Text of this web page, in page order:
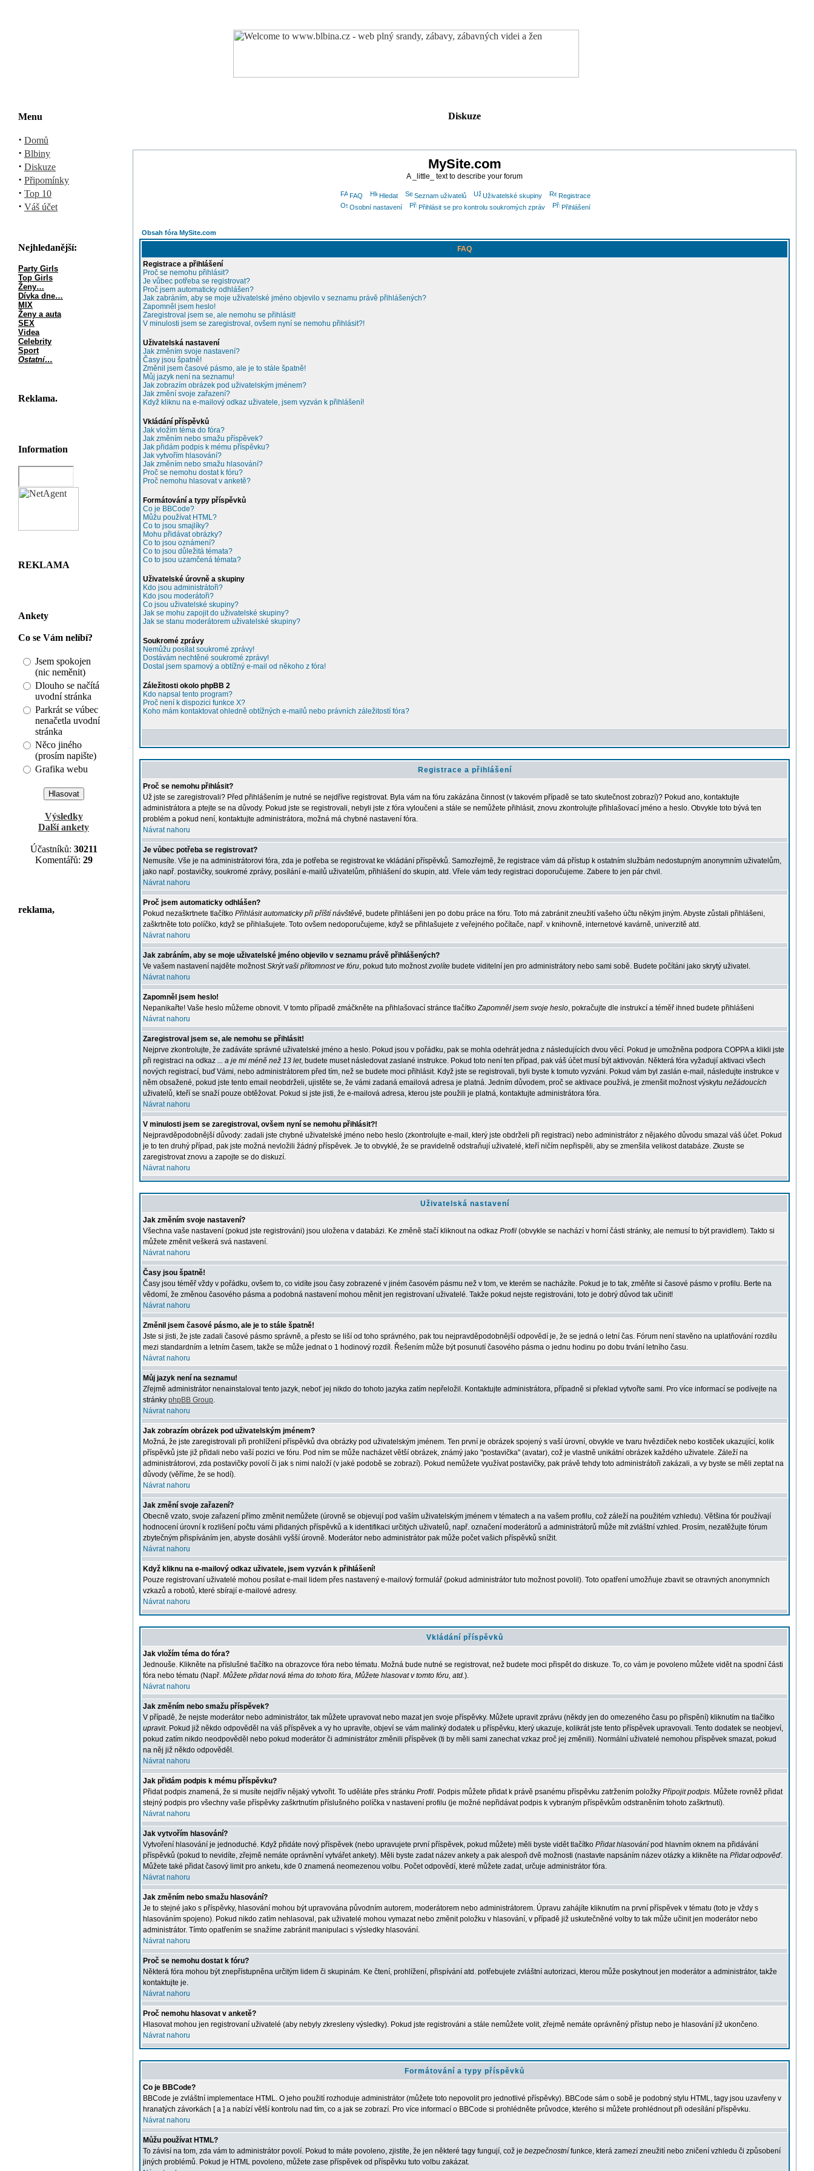
Menu
· Domů
· Blbiny
· Diskuze
· Připomínky
· Top 10
· Váš účet
Nejhledanější:
Party Girls
Top Girls
Ženy…
Dívka dne…
MIX
Ženy a auta
SEX
Videa
Celebrity
Sport
Ostatní…
Reklama.
Information
REKLAMA
Ankety
Co se Vám nelíbí?
Jsem spokojen
(nic neměnit)
Dlouho se načítá
uvodní stránka
Parkrát se vúbec
nenačetla uvodní
stránka
Něco jiného
(prosím napište)
Grafika webu
Výsledky
Další ankety
Účastníků: 30211
Komentářů: 29
reklama,
Diskuze
MySite.com
A _little_ text to describe your forum
FAQ Hledat Seznam uživatelů Uživatelské skupiny
Registrace
Osobní nastavení
Přihlásit se pro kontrolu soukromých zpráv Přihlášení
Obsah fóra MySite.com
FAQ
Registrace a přihlášení
Proč se nemohu přihlásit?
Je vůbec potřeba se registrovat?
Proč jsem automaticky odhlášen?
Jak zabráním, aby se moje uživatelské jméno objevilo v seznamu právě přihlášených?
Zapomněl jsem heslo!
Zaregistroval jsem se, ale nemohu se přihlásit!
V minulosti jsem se zaregistroval, ovšem nyní se nemohu přihlásit?!
Uživatelská nastavení
Jak změním svoje nastavení?
Časy jsou špatně!
Změnil jsem časové pásmo, ale je to stále špatně!
Můj jazyk není na seznamu!
Jak zobrazím obrázek pod uživatelským jménem?
Jak změní svoje zařazení?
Když kliknu na e-mailový odkaz uživatele, jsem vyzván k přihlášení!
Vkládání příspěvků
Jak vložím téma do fóra?
Jak změním nebo smažu příspěvek?
Jak přidám podpis k mému příspěvku?
Jak vytvořím hlasování?
Jak změním nebo smažu hlasování?
Proč se nemohu dostat k fóru?
Proč nemohu hlasovat v anketě?
Formátování a typy příspěvků
Co je BBCode?
Můžu používat HTML?
Co to jsou smajlíky?
Mohu přidávat obrázky?
Co to jsou oznámení?
Co to jsou důležitá témata?
Co to jsou uzamčená témata?
Uživatelské úrovně a skupiny
Kdo jsou administrátoři?
Kdo jsou moderátoři?
Co jsou uživatelské skupiny?
Jak se mohu zapojit do uživatelské skupiny?
Jak se stanu moderátorem uživatelské skupiny?
Soukromé zprávy
Nemůžu posílat soukromé zprávy!
Dostávám nechtěné soukromé zprávy!
Dostal jsem spamový a obtížný e-mail od někoho z fóra!
Záležitosti okolo phpBB 2
Kdo napsal tento program?
Proč není k dispozici funkce X?
Koho mám kontaktovat ohledně obtížných e-mailů nebo právních záležitostí fóra?
Registrace a přihlášení
Proč se nemohu přihlásit?
Už jste se zaregistrovali? Před přihlášením je nutné se nejdříve registrovat. Byla vám na fóru zakázána činnost (v takovém případě se tato skutečnost zobrazí)? Pokud ano, kontaktujte
administrátora a ptejte se na důvody. Pokud jste se registrovali, nebyli jste z fóra vyloučeni a stále se nemůžete přihlásit, znovu zkontrolujte přihlašovací jméno a heslo. Obvykle toto bývá ten
problém a pokud není, kontaktujte administrátora, možná má chybné nastavení fóra.
Návrat nahoru
Je vůbec potřeba se registrovat?
Nemusíte. Vše je na administrátorovi fóra, zda je potřeba se registrovat ke vkládání příspěvků. Samozřejmě, že registrace vám dá přístup k ostatním službám nedostupným anonymním uživatelům,
jako např. postavičky, soukromé zprávy, posílání e-mailů uživatelům, přihlášení do skupin, atd. Vřele vám tedy registraci doporučujeme. Zabere to jen pár chvil.
Návrat nahoru
Proč jsem automaticky odhlášen?
Pokud nezaškrtnete tlačítko Přihlásit automaticky při příští návštěvě, budete přihlášeni jen po dobu práce na fóru. Toto má zabránit zneužití vašeho účtu někým jiným. Abyste zůstali přihlášeni,
zaškrtněte toto políčko, když se přihlašujete. Toto ovšem nedoporučujeme, když se přihlašujete z veřejného počítače, např. v knihovně, internetové kavárně, univerzitě atd.
Návrat nahoru
Jak zabráním, aby se moje uživatelské jméno objevilo v seznamu právě přihlášených?
Ve vašem nastavení najděte možnostSkrýt vaši přítomnost ve fóru, pokud tuto možnostzvolíte budete viditelní jen pro administrátory nebo sami sobě. Budete počítáni jako skrytý uživatel.
Návrat nahoru
Zapomněl jsem heslo!
Nepanikařte! Vaše heslo můžeme obnovit. V tomto případě zmáčkněte na přihlašovací stránce tlačítkoZapomněl jsem svoje heslo, pokračujte dle instrukcí a téměř ihned budete přihlášeni
Návrat nahoru
Zaregistroval jsem se, ale nemohu se přihlásit!
Nejprve zkontrolujte, že zadáváte správné uživatelské jméno a heslo. Pokud jsou v pořádku, pak se mohla odehrát jedna z následujících dvou věcí. Pokud je umožněna podpora COPPA a klikli jste
při registraci na odkaz ... a je mi méně než 13 let, budete muset následovat zaslané instrukce. Pokud toto není ten případ, pak váš účet musí být aktivován. Některá fóra vyžadují aktivaci všech
nových registrací, buď Vámi, nebo administrátorem před tím, než se budete moci přihlásit. Když jste se registrovali, byli byste k tomuto vyzváni. Pokud vám byl zaslán e-mail, následujte instrukce v
něm obsažené, pokud jste tento email neobdrželi, ujistěte se, že vámi zadaná emailová adresa je platná. Jedním důvodem, proč se aktivace používá, je zmenšit možnost výskytu nežádoucích
uživatelů, kteří se snaží pouze obtěžovat. Pokud si jste jisti, že e-mailová adresa, kterou jste použili je platná, kontaktujte administrátora fóra.
Návrat nahoru
V minulosti jsem se zaregistroval, ovšem nyní se nemohu přihlásit?!
Nejpravděpodobnější důvody: zadali jste chybné uživatelské jméno nebo heslo (zkontrolujte e-mail, který jste obdrželi při registraci) nebo administrátor z nějakého důvodu smazal váš účet. Pokud
je to ten druhý případ, pak jste možná nevložili žádný příspěvek. Je to obvyklé, že se pravidelně odstraňují uživatelé, kteří ničím nepřispěli, aby se zmenšila velikost databáze. Zkuste se
zaregistrovat znovu a zapojte se do diskuzí.
Návrat nahoru
Uživatelská nastavení
Jak změním svoje nastavení?
Všechna vaše nastavení (pokud jste registrováni) jsou uložena v databázi. Ke změně stačí kliknout na odkaz Profil (obvykle se nachází v horní části stránky, ale nemusí to být pravidlem). Takto si
můžete změnit veškerá svá nastavení.
Návrat nahoru
Časy jsou špatně!
Časy jsou téměř vždy v pořádku, ovšem to, co vidíte jsou časy zobrazené v jiném časovém pásmu než v tom, ve kterém se nacházíte. Pokud je to tak, změňte si časové pásmo v profilu. Berte na
vědomí, že změnou časového pásma a podobná nastavení mohou měnit jen registrovaní uživatelé. Takže pokud nejste registrováni, toto je dobrý důvod tak učinit!
Návrat nahoru
Změnil jsem časové pásmo, ale je to stále špatně!
Jste si jisti, že jste zadali časové pásmo správně, a přesto se liší od toho správného, pak tou nejpravděpodobnější odpovědí je, že se jedná o letní čas. Fórum není stavěno na uplatňování rozdílu
mezi standardním a letním časem, takže se může jednat o 1 hodinový rozdíl. Řešením může být posunutí časového pásma o jednu hodinu po dobu trvání letního času.
Návrat nahoru
Můj jazyk není na seznamu!
Zřejmě administrátor nenainstaloval tento jazyk, neboť jej nikdo do tohoto jazyka zatím nepřeložil. Kontaktujte administrátora, případně si překlad vytvořte sami. Pro více informací se podívejte na
stránky phpBB Group.
Návrat nahoru
Jak zobrazím obrázek pod uživatelským jménem?
Možná, že jste zaregistrovali při prohlížení příspěvků dva obrázky pod uživatelským jménem. Ten první je obrázek spojený s vaší úrovní, obvykle ve tvaru hvězdiček nebo kostiček ukazující, kolik
příspěvků jste již přidali nebo vaší pozici ve fóru. Pod ním se může nacházet větší obrázek, známý jako "postavička" (avatar), což je vlastně unikátní obrázek každého uživatele. Záleží na
administrátorovi, zda postavičky povolí či jak s nimi naloží (v jaké podobě se zobrazí). Pokud nemůžete využívat postavičky, pak právě tehdy toto administrátoři zakázali, a vy byste se měli zeptat na
důvody (věříme, že se hodí).
Návrat nahoru
Jak změní svoje zařazení?
Obecně vzato, svoje zařazení přímo změnit nemůžete (úrovně se objevují pod vaším uživatelským jménem v tématech a na vašem profilu, což záleží na použitém vzhledu). Většina fór používají
hodnocení úrovní k rozlišení počtu vámi přidaných příspěvků a k identifikaci určitých uživatelů, např. označení moderátorů a administrátorů může mít zvláštní vzhled. Prosím, nezatěžujte fórum
zbytečným přispíváním jen, abyste dosáhli vyšší úrovně. Moderátor nebo administrátor pak může počet vašich příspěvků snížit.
Návrat nahoru
Když kliknu na e-mailový odkaz uživatele, jsem vyzván k přihlášení!
Pouze registrovaní uživatelé mohou posílat e-mail lidem přes nastavený e-mailový formulář (pokud administrátor tuto možnost povolil). Toto opatření umožňuje zbavit se otravných anonymních
vzkazů a robotů, které sbírají e-mailové adresy.
Návrat nahoru
Vkládání příspěvků
Jak vložím téma do fóra?
Jednouše. Klikněte na příslušné tlačítko na obrazovce fóra nebo tématu. Možná bude nutné se registrovat, než budete moci přispět do diskuze. To, co vám je povoleno můžete vidět na spodní části
fóra nebo tématu (Např. Můžete přidat nová téma do tohoto fóra, Můžete hlasovat v tomto fóru, atd.).
Návrat nahoru
Jak změním nebo smažu příspěvek?
V případě, že nejste moderátor nebo administrátor, tak můžete upravovat nebo mazat jen svoje příspěvky. Můžete upravit zprávu (někdy jen do omezeného času po přispění) kliknutím na tlačítko
upravit. Pokud již někdo odpověděl na váš příspěvek a vy ho upravíte, objeví se vám malinký dodatek u příspěvku, který ukazuje, kolikrát jste tento příspěvek upravovali. Tento dodatek se neobjeví,
pokud zatím nikdo neodpověděl nebo pokud moderátor či administrátor změnili příspěvek (ti by měli sami zanechat vzkaz proč jej změnili). Normální uživatelé nemohou příspěvek smazat, pokud
na něj již někdo odpověděl.
Návrat nahoru
Jak přidám podpis k mému příspěvku?
Přidat podpis znamená, že si musíte nejdřív nějaký vytvořit. To uděláte přes stránku Profil. Podpis můžete přidat k právě psanému příspěvku zatržením položky Připojit podpis. Můžete rovněž přidat
stejný podpis pro všechny vaše příspěvky zaškrtnutím příslušného políčka v nastavení profilu (je možné nepřidávat podpis k vybraným příspěvkům odstraněním tohoto zaškrtnutí).
Návrat nahoru
Jak vytvořím hlasování?
Vytvoření hlasování je jednoduché. Když přidáte nový příspěvek (nebo upravujete první příspěvek, pokud můžete) měli byste vidět tlačítko Přidat hlasování pod hlavním oknem na přidávání
příspěvků (pokud to nevidíte, zřejmě nemáte oprávnění vytvářet ankety). Měli byste zadat název ankety a pak alespoň dvě možnosti (nastavte napsáním název otázky a klikněte na Přidat odpověď.
Můžete také přidat časový limit pro anketu, kde 0 znamená neomezenou volbu. Počet odpovědí, které můžete zadat, určuje administrátor fóra.
Návrat nahoru
Jak změním nebo smažu hlasování?
Je to stejné jako s příspěvky, hlasování mohou být upravována původním autorem, moderátorem nebo administrátorem. Úpravu zahájíte kliknutím na první příspěvek v tématu (toto je vždy s
hlasováním spojeno). Pokud nikdo zatím nehlasoval, pak uživatelé mohou vymazat nebo změnit položku v hlasování, v případě již uskutečněné volby to tak může učinit jen moderátor nebo
administrátor. Tímto opatřením se snažíme zabránit manipulaci s výsledky hlasování.
Návrat nahoru
Proč se nemohu dostat k fóru?
Některá fóra mohou být znepřístupněna určitým lidem či skupinám. Ke čtení, prohlížení, přispívání atd. potřebujete zvláštní autorizaci, kterou může poskytnout jen moderátor a administrátor, takže
kontaktujte je.
Návrat nahoru
Proč nemohu hlasovat v anketě?
Hlasovat mohou jen registrovaní uživatelé (aby nebyly zkresleny výsledky). Pokud jste registrováni a stále nemůžete volit, zřejmě nemáte oprávněný přístup nebo je hlasování již ukončeno.
Návrat nahoru
Formátování a typy příspěvků
Co je BBCode?
BBCode je zvláštní implementace HTML. O jeho použití rozhoduje administrátor (můžete toto nepovolit pro jednotlivé příspěvky). BBCode sám o sobě je podobný stylu HTML, tagy jsou uzavřeny v
hranatých závorkách [ a ] a nabízí větší kontrolu nad tím, co a jak se zobrazí. Pro více informací o BBCode si prohlédněte průvodce, kterého si můžete prohlédnout při odesílání příspěvku.
Návrat nahoru
Můžu používat HTML?
To závisí na tom, zda vám to administrátor povolí. Pokud to máte povoleno, zjistíte, že jen některé tagy fungují, což je bezpečnostní funkce, která zamezí zneužití nebo zničení vzhledu či způsobení
jiných problémů. Pokud je HTML povoleno, můžete zase příspěvek od příspěvku tuto volbu zakázat.